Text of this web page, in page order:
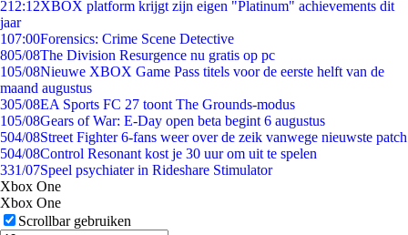
212:12XBOX platform krijgt zijn eigen "Platinum" achievements dit
jaar
107:00Forensics: Crime Scene Detective
805/08The Division Resurgence nu gratis op pc
105/08Nieuwe XBOX Game Pass titels voor de eerste helft van de
maand augustus
305/08EA Sports FC 27 toont The Grounds-modus
105/08Gears of War: E-Day open beta begint 6 augustus
504/08Street Fighter 6-fans weer over de zeik vanwege nieuwste patch
504/08Control Resonant kost je 30 uur om uit te spelen
331/07Speel psychiater in Rideshare Stimulator
Xbox One
Xbox One
Scrollbar gebruiken